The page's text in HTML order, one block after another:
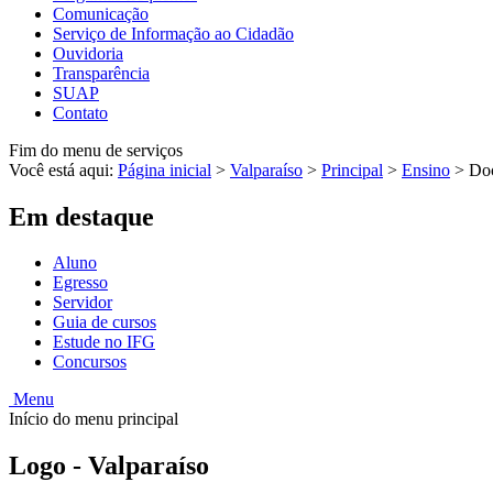
Comunicação
Serviço de Informação ao Cidadão
Ouvidoria
Transparência
SUAP
Contato
Fim do menu de serviços
Você está aqui: Página inicial > Valparaíso > Principal > Ensino >
Em destaque
Aluno
Egresso
Servidor
Guia de cursos
Estude no IFG
Concursos
Menu
Início do menu principal
Logo - Valparaíso